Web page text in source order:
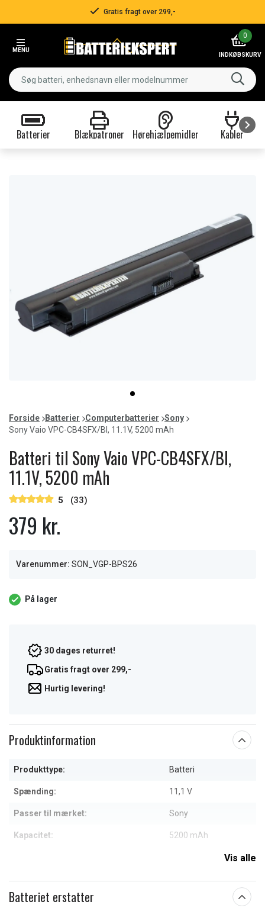
Gratis fragt over 299,-
MENU
0
INDKØBSKURV
Batterier Blækpatroner Hørehjælpemidler Kabler
item
0
of
1
Forside Batterier Computerbatterier
Sony
Sony Vaio VPC-CB4SFX/BI, 11.1V, 5200 mAh
Batteri til Sony Vaio VPC-CB4SFX/BI,
11.1V, 5200 mAh
5 (33)
379 kr.
Varenummer: SON_VGP-BPS26
På lager
30 dages returret!
Gratis fragt over 299,-
Hurtig levering!
Produktinformation
Produkttype: Batteri
Spænding: 11,1 V
Passer til mærket: Sony
Kapacitet: 5200 mAh
Vis alle
Batteriet erstatter